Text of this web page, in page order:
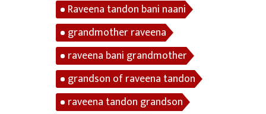
Raveena tandon bani naani
grandmother raveena
raveena bani grandmother
grandson of raveena tandon
raveena tandon grandson